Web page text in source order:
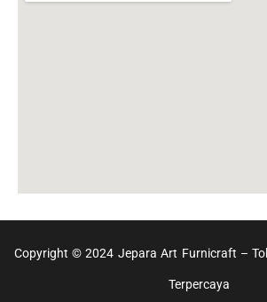
Copyright © 2024 Jepara Art Furnicraft –
Terpercaya